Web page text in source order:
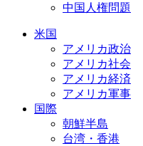
中国人権問題
米国
アメリカ政治
アメリカ社会
アメリカ経済
アメリカ軍事
国際
朝鮮半島
台湾・香港